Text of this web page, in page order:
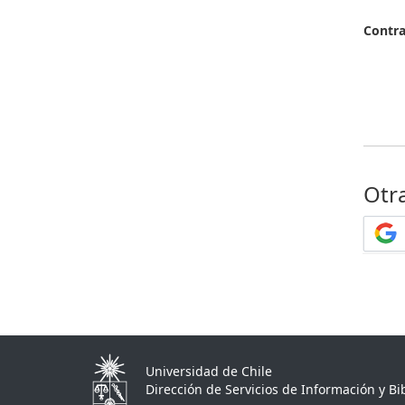
Universidad de Chile
Dirección de Servicios de Información y